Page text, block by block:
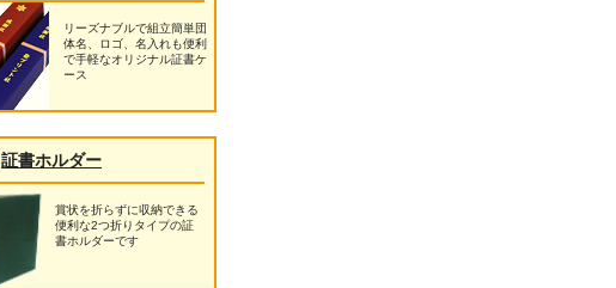
リーズナブルで組立簡単団
体名、ロゴ、名入れも便利
で手軽なオリジナル証書ケ
ース
証書ホルダー
賞状を折らずに収納できる
便利な2つ折りタイプの証
書ホルダーです